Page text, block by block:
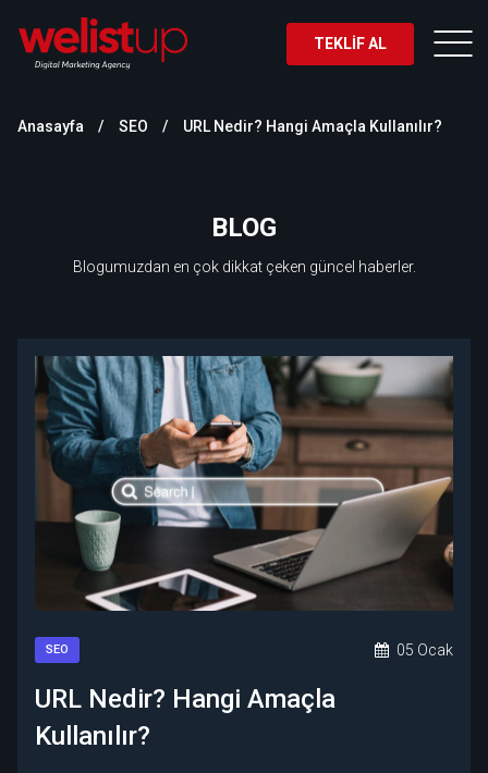
TEKLİF AL
Anasayfa SEO URL Nedir? Hangi Amaçla Kullanılır?
BLOG
Blogumuzdan en çok dikkat çeken güncel haberler.
SEO 05 Ocak
URL Nedir? Hangi Amaçla
Kullanılır?